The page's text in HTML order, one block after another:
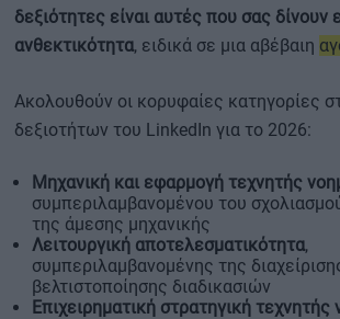
δεξιότητες είναι αυτές που σας δίνουν
ανθεκτικότητα, ειδικά σε μια αβέβαιη
Ακολουθούν οι κορυφαίες κατηγορίες
δεξιοτήτων του LinkedIn για το 2026:
Μηχανική και εφαρμογή τεχνητής
συμπεριλαμβανομένου του
της άμεσης μηχανικής
Λειτουργική αποτελεσματικότητα,
συμπεριλαμβανομένης της
βελτιστοποίησης διαδικασιών
Επιχειρηματική στρατηγική